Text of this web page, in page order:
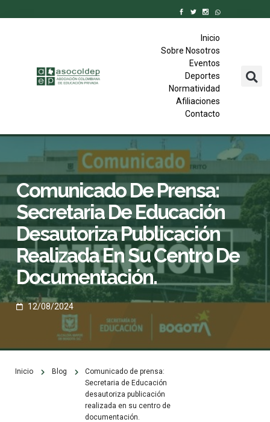
Inicio
Sobre Nosotros
Eventos
Deportes
Normatividad
Afiliaciones
Contacto
Comunicado De Prensa:
Secretaria De Educación
Desautoriza Publicación
Realizada En Su Centro De
Documentación.
12/08/2024
Inicio Blog
Comunicado de prensa:
Secretaria de Educación
desautoriza publicación
realizada en su centro de
documentación.